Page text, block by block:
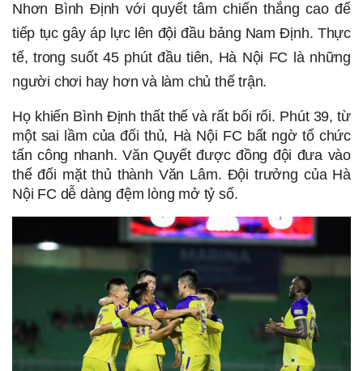
Nhơn Bình Định với quyết tâm chiến thắng cao để
tiếp tục gây áp lực lên đội đầu bảng Nam Định. Thực
tế, trong suốt 45 phút đầu tiên, Hà Nội FC là những
người chơi hay hơn và làm chủ thế trận.
Họ khiến Bình Định thất thế và rất bối rối. Phút 39, từ
một sai lầm của đối thủ, Hà Nội FC bất ngờ tổ chức
tấn công nhanh. Văn Quyết được đồng đội đưa vào
thế đối mặt thủ thành Văn Lâm. Đội trưởng của Hà
Nội FC dễ dàng đệm lòng mở tỷ số.